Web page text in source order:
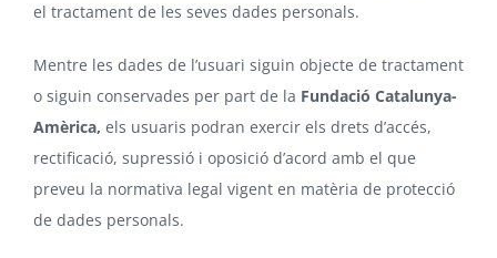
el tractament de les seves dades personals.
Mentre les dades de l’usuari siguin objecte de tractament
o siguin conservades per part de la Fundació Catalunya-
Amèrica, els usuaris podran exercir els drets d’accés,
rectificació, supressió i oposició d’acord amb el que
preveu la normativa legal vigent en matèria de protecció
de dades personals.